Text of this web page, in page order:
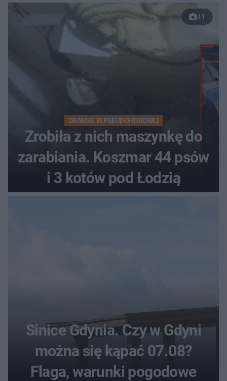
11
DRAMAT W PSEUDOHODOWLI
Zrobiła z nich maszynkę do
zarabiania. Koszmar 44 psów
i 3 kotów pod Łodzią
Sinice Gdynia. Czy w Gdyni
można się kąpać 07.08?
Flaga, warunki pogodowe